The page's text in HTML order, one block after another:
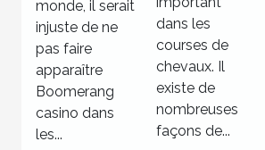
monde, il serait
injuste de ne
pas faire
apparaître
Boomerang
casino dans
les...
dans les
courses de
chevaux. Il
existe de
nombreuses
façons de...